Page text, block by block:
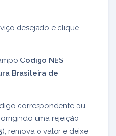
desejado e clique
Código NBS
Brasileira de
correspondente ou,
uma rejeição
), remova o valor e deixe